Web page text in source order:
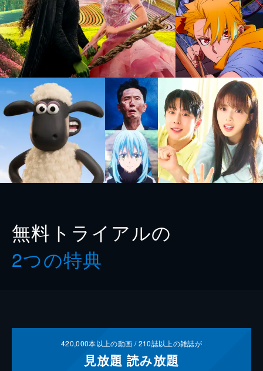
無料トライアルの
2つの特典
420,000本以上の動画 /210誌以上の雑誌が
見放題 読み放題